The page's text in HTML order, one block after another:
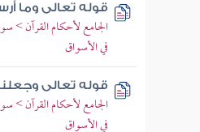
قوله تعالى وما
الجامع لأحكام القرآن >
في الأسواق
قوله تعالى
الجامع لأحكام القرآن >
في الأسواق